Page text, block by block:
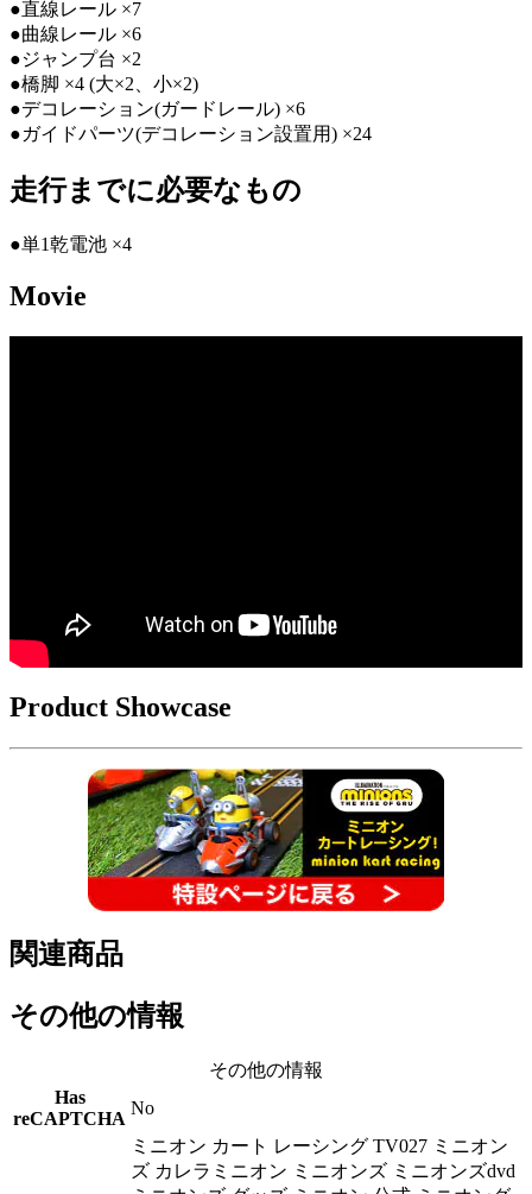
●直線レール ×7
●曲線レール ×6
●ジャンプ台 ×2
●橋脚 ×4 (大×2、小×2)
●デコレーション(ガードレール) ×6
●ガイドパーツ(デコレーション設置用) ×24
走行までに必要なもの
●単1乾電池 ×4
Movie
Product Showcase
関連商品
その他の情報
その他の情報
Has
reCAPTCHA
No
ミニオン カート レーシング TV027 ミニオン
ズ カレラミニオン ミニオンズ ミニオンズdvd